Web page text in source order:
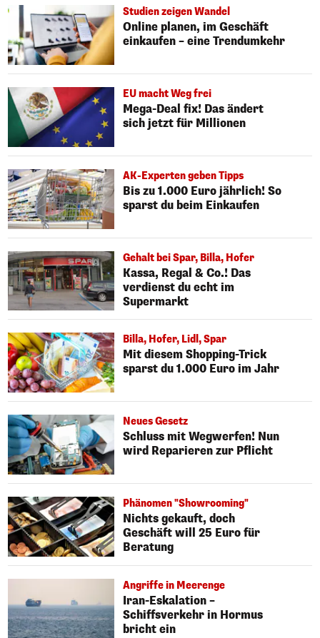
Studien zeigen Wandel
Online planen, im Geschäft
einkaufen – eine Trendumkehr
EU macht Weg frei
Mega-Deal fix! Das ändert
sich jetzt für Millionen
AK-Experten geben Tipps
Bis zu 1.000 Euro jährlich! So
sparst du beim Einkaufen
Gehalt bei Spar, Billa, Hofer
Kassa, Regal & Co.! Das
verdienst du echt im
Supermarkt
Billa, Hofer, Lidl, Spar
Mit diesem Shopping-Trick
sparst du 1.000 Euro im Jahr
Neues Gesetz
Schluss mit Wegwerfen! Nun
wird Reparieren zur Pflicht
Phänomen "Showrooming"
Nichts gekauft, doch
Geschäft will 25 Euro für
Beratung
Angriffe in Meerenge
Iran-Eskalation –
Schiffsverkehr in Hormus
bricht ein